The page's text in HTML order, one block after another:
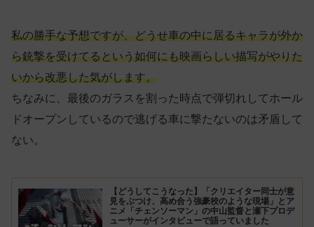
私の勝手な予想ですが、どうせ車の中に居るキャラが外か
ら銃撃を受けてるという如何にも映画らしい描写がやりた
いから改悪した気がします。
ちなみに、最後のガラスを割った時点で弾切れしてホール
ドオープンしているので逃げる車に撃たないのは矛盾して
ない。
【どうしてこうなった】「クリエイター同士が意
見をぶつけ、高め合う強豪校のような現場」とア
ニメ「チェンソーマン」の中山監督と瀬下プロデ
ューサーがインタビューで語っていました